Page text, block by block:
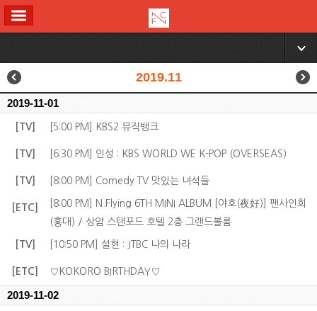
▼
2019.11
2019-11-01
[TV] [5:00 PM] KBS2 뮤직뱅크
[TV] [6:30 PM] 인성 : KBS WORLD WE K-POP (OVERSEAS)
[TV] [8:00 PM] Comedy TV 맛있는 녀석들
[ETC]
[8:00 PM] N.Flying 6TH MINI ALBUM [야호(夜好)] 팬사인회
(홍대) / 상암 스탠포드 호텔 2층 그랜드볼룸
[TV] [10:50 PM] 설현 : JTBC 나의 나라
[ETC] ♡KOKORO BIRTHDAY♡
2019-11-02